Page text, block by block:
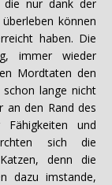
die nur dank der
können
haben. Die
immer wieder
Mordtaten den
lange nicht
an den Rand des
Fähigkeiten und
sich die
denn die
dazu imstande,